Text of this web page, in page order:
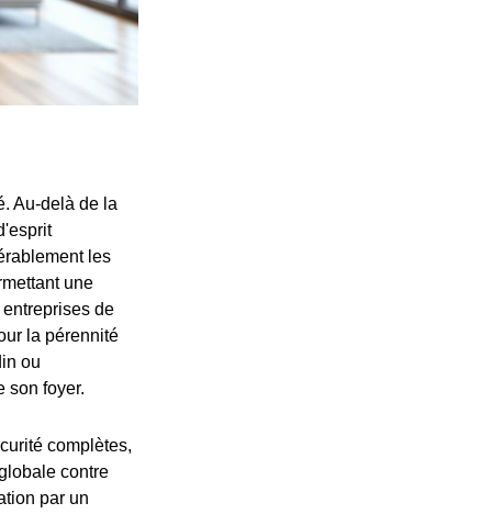
Au-delà de la
les
une
de
la pérennité
ou
son foyer.
complètes,
contre
par un